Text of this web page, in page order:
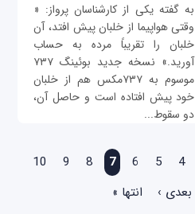
به گفته یکی از کارشناسان پرواز: «
وقتی هواپیما از خلبان پیش افتد، آن
خلبان را تقریباً مرده به حساب
آورید.» نسخه جدید بوئینگ ۷۳۷
موسوم به ۷۳۷مکس هم از خلبان
خود پیش افتاده است و حاصل آن،
دو سقوط...
4
5
6
7
8
9
10
بعدی › انتها »